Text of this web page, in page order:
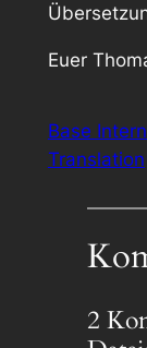
Euer
Base
Translation
2